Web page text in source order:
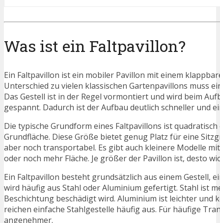
Was ist ein Faltpavillon?
Ein Faltpavillon ist ein mobiler Pavillon mit einem
Unterschied zu vielen klassischen Gartenpavillons muss
Das Gestell ist in der Regel vormontiert und wird beim
gespannt. Dadurch ist der Aufbau deutlich schneller und
Die typische Grundform eines Faltpavillons ist
Grundfläche. Diese Größe bietet genug Platz für eine
aber noch transportabel. Es gibt auch kleinere Modelle
oder noch mehr Fläche. Je größer der Pavillon ist, desto
Ein Faltpavillon besteht grundsätzlich aus einem Gestell,
wird häufig aus Stahl oder Aluminium gefertigt. Stahl ist
Beschichtung beschädigt wird. Aluminium ist leichter
reichen einfache Stahlgestelle häufig aus. Für häufige
angenehmer.